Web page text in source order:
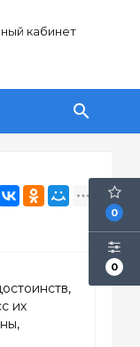
кабинет
search
0
0
их